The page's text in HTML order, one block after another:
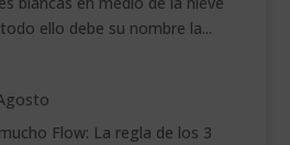
ello debe su nombre la...
Flow: La regla de los 3